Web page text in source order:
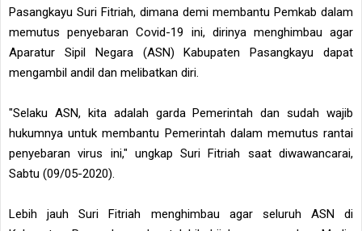
Pasangkayu Suri Fitriah, dimana demi membantu Pemkab dalam
memutus penyebaran Covid-19 ini, dirinya menghimbau agar
Aparatur Sipil Negara (ASN) Kabupaten Pasangkayu dapat
mengambil andil dan melibatkan diri.
"Selaku ASN, kita adalah garda Pemerintah dan sudah wajib
hukumnya untuk membantu Pemerintah dalam memutus rantai
penyebaran virus ini," ungkap Suri Fitriah saat diwawancarai,
Sabtu (09/05-2020).
Lebih jauh Suri Fitriah menghimbau agar seluruh ASN di